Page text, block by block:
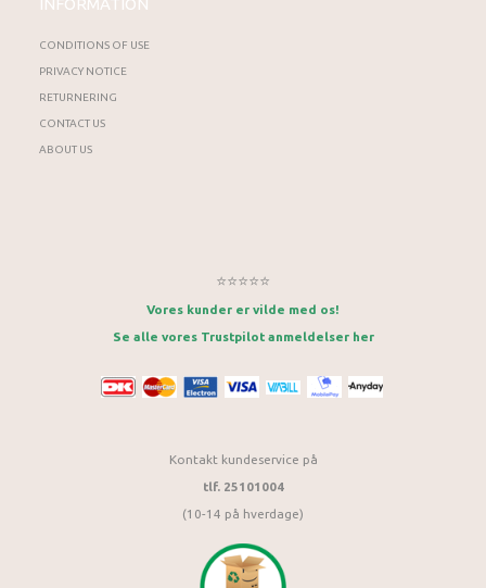
INFORMATION
CONDITIONS OF USE
PRIVACY NOTICE
RETURNERING
CONTACT US
ABOUT US
⭐⭐⭐⭐⭐
Vores kunder er vilde med os!
Se alle vores Trustpilot anmeldelser her
Kontakt kundeservice på
tlf. 25101004
(10-14 på hverdage)